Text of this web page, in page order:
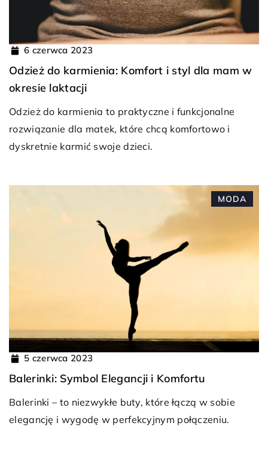
6 czerwca 2023
Odzież do karmienia: Komfort i styl dla mam w
okresie laktacji
Odzież do karmienia to praktyczne i funkcjonalne
rozwiązanie dla matek, które chcą komfortowo i
dyskretnie karmić swoje dzieci.
MODA
5 czerwca 2023
Balerinki: Symbol Elegancji i Komfortu
Balerinki – to niezwykłe buty, które łączą w sobie
elegancję i wygodę w perfekcyjnym połączeniu.